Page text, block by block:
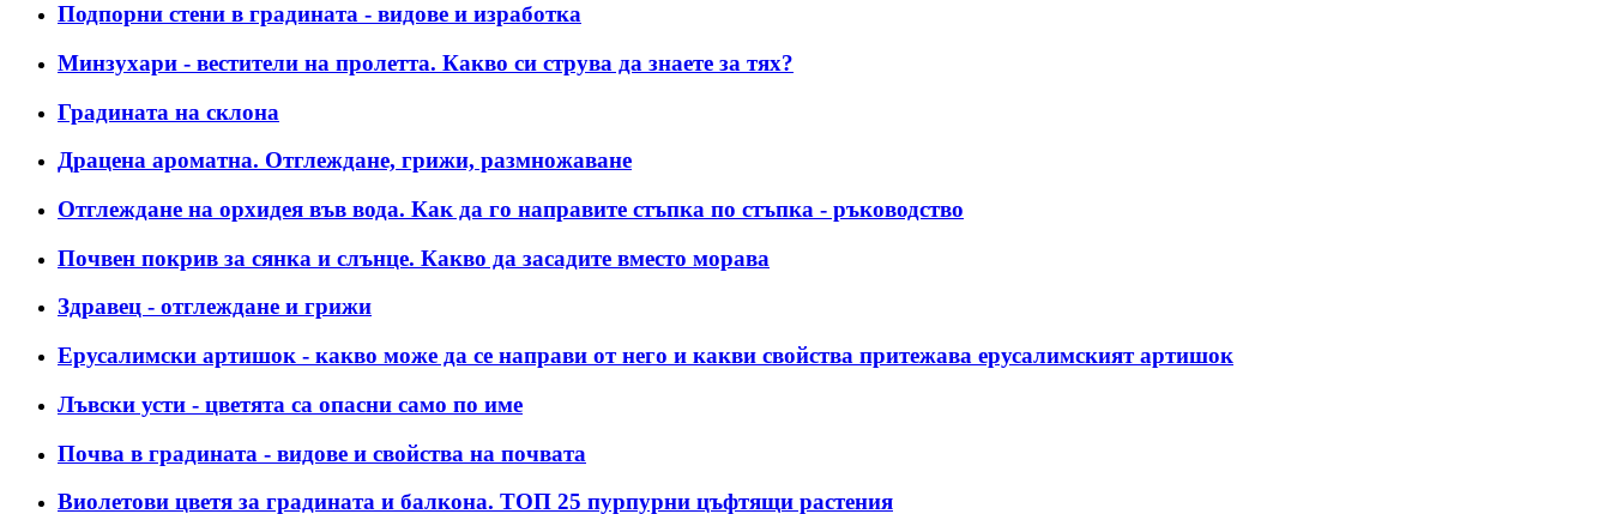
Подпорни стени в градината - видове и изработка
Минзухари - вестители на пролетта. Какво си струва да знаете за тях?
Градината на склона
Драцена ароматна. Отглеждане, грижи, размножаване
Отглеждане на орхидея във вода. Как да го направите стъпка по стъпка - ръководство
Почвен покрив за сянка и слънце. Какво да засадите вместо морава
Здравец - отглеждане и грижи
Ерусалимски артишок - какво може да се направи от него и какви свойства притежава ерусалимският артишок
Лъвски усти - цветята са опасни само по име
Почва в градината - видове и свойства на почвата
Виолетови цветя за градината и балкона. ТОП 25 пурпурни цъфтящи растения